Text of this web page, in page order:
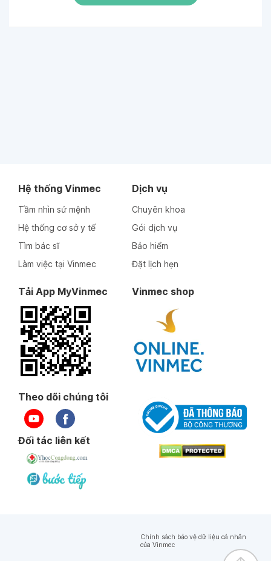
Hệ thống Vinmec
Tầm nhìn sứ mệnh
Hệ thống cơ sở y tế
Tìm bác sĩ
Làm việc tại Vinmec
Dịch vụ
Chuyên khoa
Gói dịch vụ
Bảo hiểm
Đặt lịch hẹn
Tải App MyVinmec Vinmec shop
Theo dõi chúng tôi
Đối tác liên kết
Chính sách bảo vệ dữ liệu cá nhân
của Vinmec